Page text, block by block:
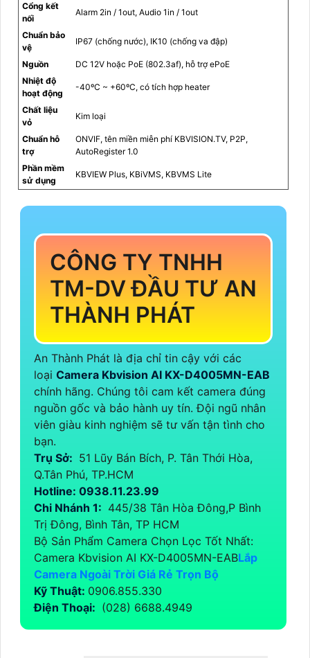
Cổng kết
nối
Alarm 2in / 1out, Audio 1in / 1out
Chuẩn bảo
vệ
IP67 (chống nước), IK10 (chống va đập)
Nguồn
DC 12V hoặc PoE (802.3af), hỗ trợ ePoE
Nhiệt độ
hoạt động
-40ºC ~ +60ºC, có tích hợp heater
Chất liệu
vỏ
Kim loại
Chuẩn hỗ
trợ
ONVIF, tên miền miễn phí KBVISION.TV, P2P,
AutoRegister 1.0
Phần mềm
sử dụng
KBVIEW Plus, KBiVMS, KBVMS Lite
CÔNG TY TNHH
TM-DV ĐẦU TƯ AN
THÀNH PHÁT
An Thành Phát là địa chỉ tin cậy với các
loại Camera Kbvision AI KX-D4005MN-EAB
chính hãng. Chúng tôi cam kết camera đúng
nguồn gốc và bảo hành uy tín. Đội ngũ nhân
viên giàu kinh nghiệm sẽ tư vấn tận tình cho
bạn.
Trụ Sở: 51 Lũy Bán Bích, P. Tân Thới Hòa,
Q.Tân Phú, TP.HCM
Hotline: 0938.11.23.99
Chi Nhánh 1: 445/38 Tân Hòa Đông,P Bình
Trị Đông, Bình Tân, TP HCM
Bộ Sản Phẩm Camera Chọn Lọc Tốt Nhất:
Camera Kbvision AI KX-D4005MN-EABLắp
Camera Ngoài Trời Giá Rẻ Trọn Bộ
Kỹ Thuật: 0906.855.330
Điện Thoại: (028) 6688.4949